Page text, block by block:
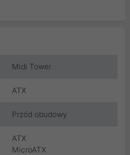
Midi Tower
ATX
Przód obudowy
ATX
MicroATX